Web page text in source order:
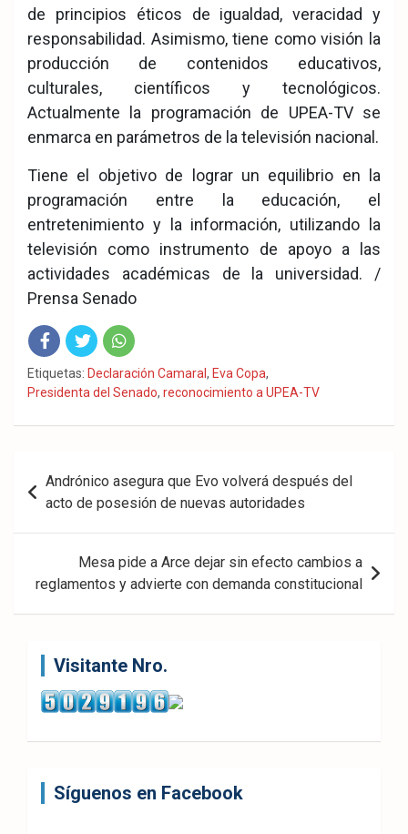
de principios éticos de igualdad, veracidad y
responsabilidad. Asimismo, tiene como visión la
producción de contenidos educativos,
culturales, científicos y tecnológicos.
Actualmente la programación de UPEA-TV se
enmarca en parámetros de la televisión nacional.
Tiene el objetivo de lograr un equilibrio en la
programación entre la educación, el
entretenimiento y la información, utilizando la
televisión como instrumento de apoyo a las
actividades académicas de la universidad. /
Prensa Senado
Fac Twit Wha
Etiquetas: Declaración Camaral , Eva Copa,
Presidenta del Senado, reconocimiento a UPEA-TV
Navegación
de
entradas
Andrónico asegura que Evo volverá después del
acto de posesión de nuevas autoridades
Mesa pide a Arce dejar sin efecto cambios a
reglamentos y advierte con demanda constitucional
Visitante Nro.
Síguenos en Facebook